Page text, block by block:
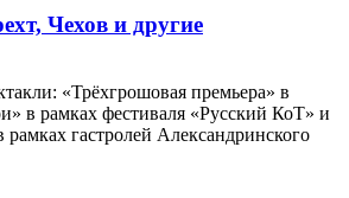
Чехов и другие
«Трёхгрошовая премьера» в
в рамках фестиваля «Русский КоТ» и
гастролей Александринского